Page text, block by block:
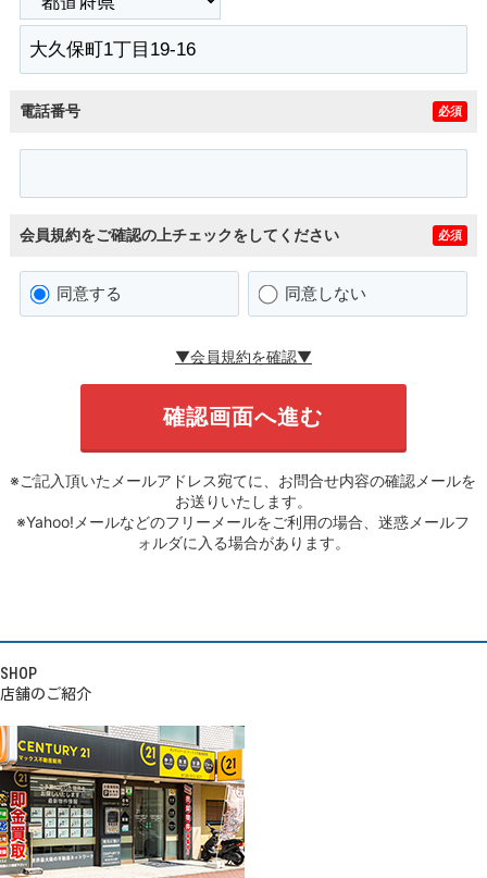
電話番号 必須
会員規約をご確認の上チェックをしてください 必須
同意する 同意しない
▼会員規約を確認▼
※ご記入頂いたメールアドレス宛てに、お問合せ内容の確認メールを
お送りいたします。
※Yahoo!メールなどのフリーメールをご利用の場合、迷惑メールフ
ォルダに入る場合があります。
SHOP
店舗のご紹介